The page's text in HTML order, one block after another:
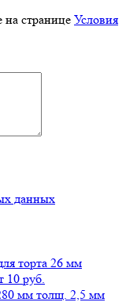
странице Условия
данных
торта 26 мм
10 руб.